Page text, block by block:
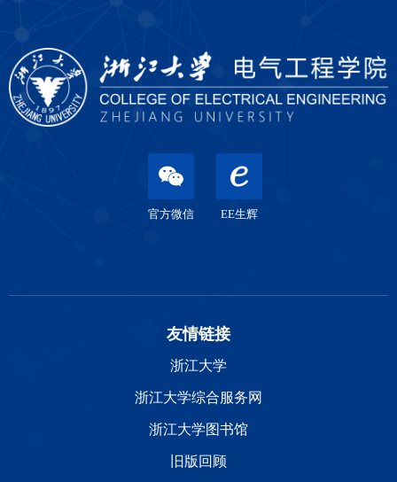
官方微信 EE生辉
友情链接
浙江大学
浙江大学综合服务网
浙江大学图书馆
旧版回顾